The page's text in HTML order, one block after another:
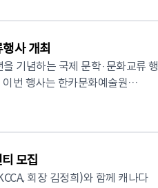
고, 관객들은 모두 함께 애국가를
다. 조 장관은 "시니어들의 열정
에 큰 희망을 전하고 있다"며 K.C
사회에서 보기 드문 세대 통합
들에게 깊이 전했다. K.C 시
술단체로 활동을 이어갈 계획이
회원
자들이 방문해 강원도민회의 발
겠다"며 "회원 모두가 서로를 응
는 이번 골
은 9월 13
라트비아(Latvia), 리투아니
이 들어 올리며 "한번 해병은 영원
. 이영진 신임 회장
극 참여하는 전우회를 만들어 가
사 개최
기념하는 국제 문학·문화교류 행
최·주관하고 서울특별시, 토론
예술계에 소개하는 문화교류의 장
와 시 낭송, 박인환 시 필사 체험
모집
회장 김정희)와 함께 캐나다